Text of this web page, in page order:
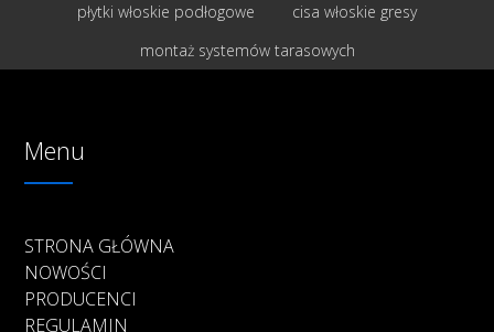
płytki włoskie podłogowe
cisa włoskie gresy
montaż systemów tarasowych
Menu
STRONA GŁÓWNA
NOWOŚCI
PRODUCENCI
REGULAMIN